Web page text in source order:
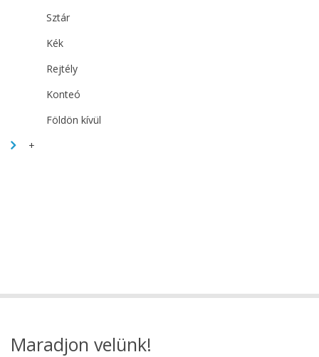
Sztár
Kék
Rejtély
Konteó
Földön kívül
+
Maradjon velünk!